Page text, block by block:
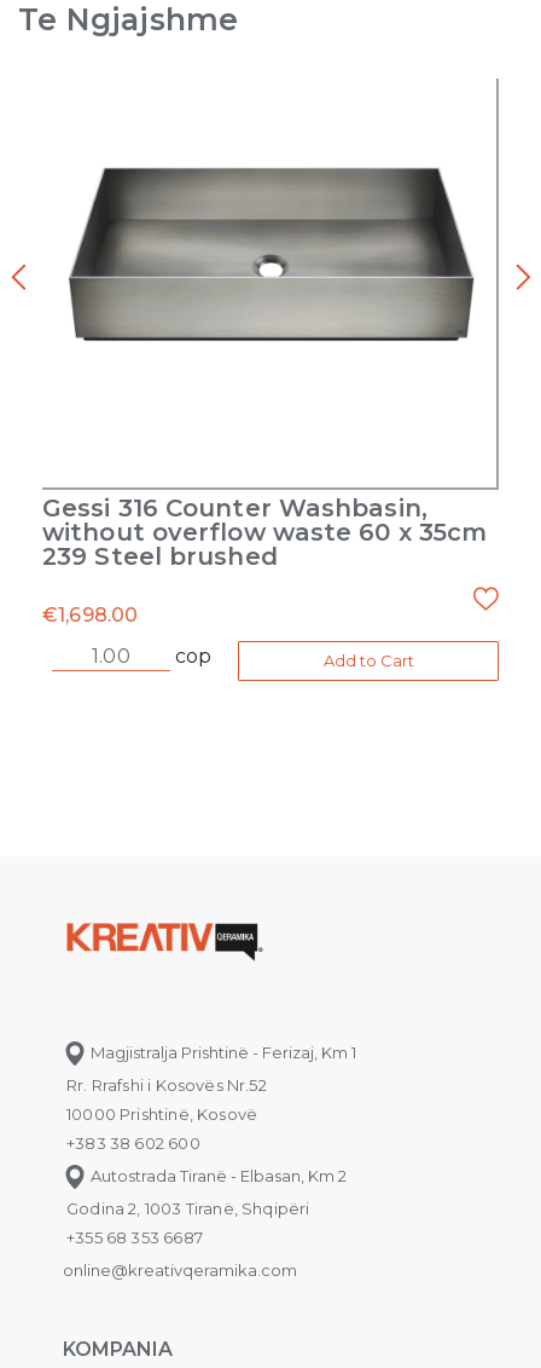
Te Ngjajshme
Gessi 316 Counter Washbasin,
without overflow waste 60 x 35cm
239 Steel brushed
€1,698.00
cop
Add to Cart
Magjistralja Prishtinë - Ferizaj, Km 1
Rr. Rrafshi i Kosovës Nr.52
10000 Prishtinë, Kosovë
+383 38 602 600
Autostrada Tiranë - Elbasan, Km 2
Godina 2, 1003 Tiranë, Shqipëri
+355 68 353 6687
online@kreativqeramika.com
KOMPANIA